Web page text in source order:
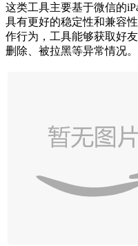
这类工具主要基于微信的
具有更好的稳定性和兼容
作行为，工具能够获取好
删除、被拉黑等异常情况。